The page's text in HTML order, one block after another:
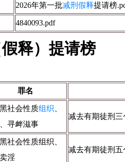
2026年第一批减刑 假释提请榜
4840093.pdf
释）提请榜
罪名
社会性质组织
寻衅滋事
减去有期徒刑三
社会性质组织、
淫
减去有期徒刑五